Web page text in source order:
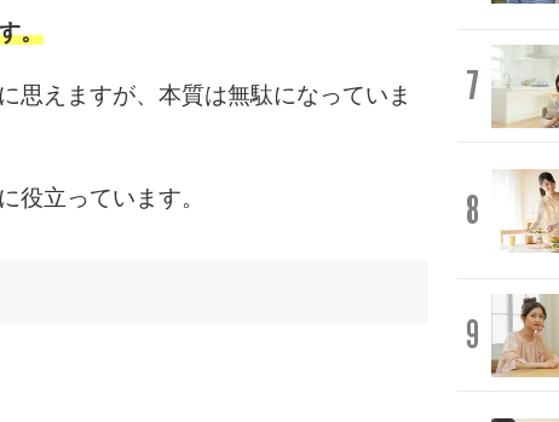
。
思えますが、本質は無駄になっていま
役立っています。
7
8
9